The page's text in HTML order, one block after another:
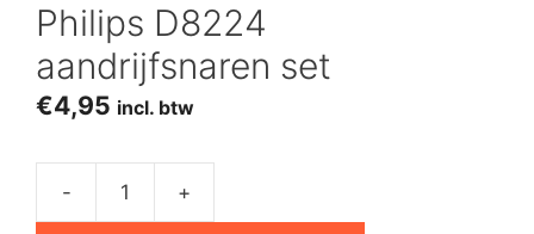
Philips D8224
aandrijfsnaren set
€4,95 incl. btw
- +